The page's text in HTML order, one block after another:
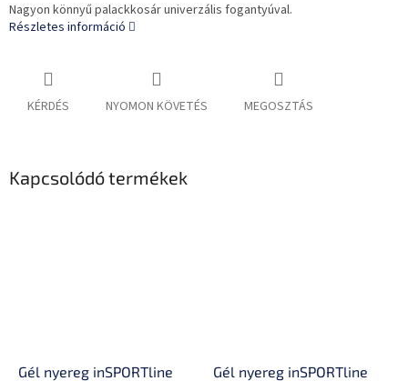
Nagyon könnyű palackkosár univerzális fogantyúval.
Részletes információ
KÉRDÉS NYOMON KÖVETÉS MEGOSZTÁS
Kapcsolódó termékek
Gél nyereg inSPORTline
Gél nyereg inSPORTline